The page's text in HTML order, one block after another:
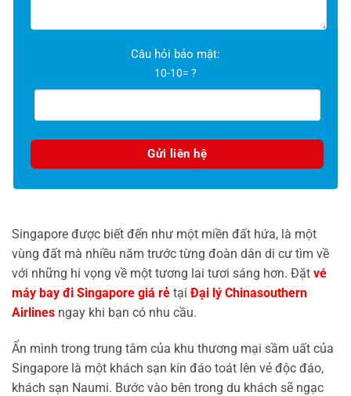
Câu hỏi bảo mật:
10-10= ?
Singapore được biết đến như một miền đất hứa, là một
vùng đất mà nhiều năm trước từng đoàn dân di cư tìm về
với những hi vọng về một tương lai tươi sáng hơn. Đặt vé
máy bay đi Singapore giá rẻ tại Đại lý Chinasouthern
Airlines ngay khi bạn có nhu cầu.
Ẩn mình trong trung tâm của khu thương mại sầm uất của
Singapore là một khách sạn kín đáo toát lên vẻ độc đáo,
khách sạn Naumi. Bước vào bên trong du khách sẽ ngạc